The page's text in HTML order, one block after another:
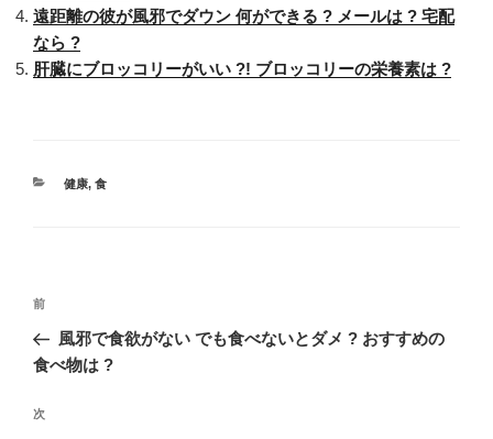
遠距離の彼が風邪でダウン 何ができる ? メールは ? 宅配
なら ?
肝臓にブロッコリーがいい ?! ブロッコリーの栄養素は ?
カ
健康, 食
投
ナ
ゲ
過
去
の
稿
前
風邪で食欲がない でも食べないとダメ ? おすすめの
食べ物は ?
次
次